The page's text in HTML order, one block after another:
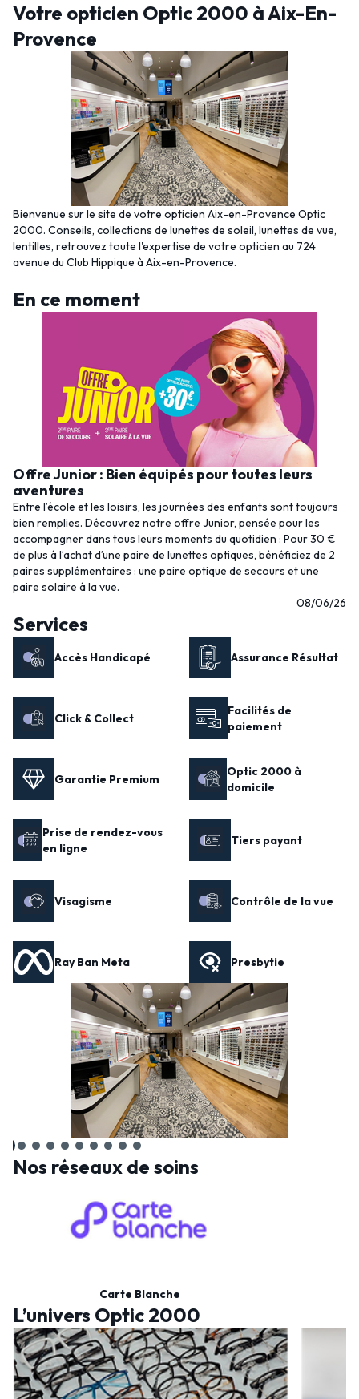
Votre opticien Optic 2000 à Aix-En-
Provence
Bienvenue sur le site de votre opticien Aix-en-Provence Optic
2000. Conseils, collections de lunettes de soleil, lunettes de vue,
lentilles, retrouvez toute l'expertise de votre opticien au 724
avenue du Club Hippique à Aix-en-Provence.
En ce moment
Offre Junior : Bien équipés pour toutes leurs
aventures
Entre l’école et les loisirs, les journées des enfants sont toujours
bien remplies. Découvrez notre offre Junior, pensée pour les
accompagner dans tous leurs moments du quotidien : Pour 30 €
de plus à l’achat d’une paire de lunettes optiques, bénéficiez de 2
paires supplémentaires : une paire optique de secours et une
paire solaire à la vue.
08/06/26
Services
Accès Handicapé Assurance Résultat
Click & Collect
Facilités de
paiement
Garantie Premium
Optic 2000 à
domicile
Prise de rendez-vous
en ligne
Tiers payant
Visagisme Contrôle de la vue
Ray Ban Meta Presbytie
Nos réseaux de soins
Carte Blanche
L’univers Optic 2000